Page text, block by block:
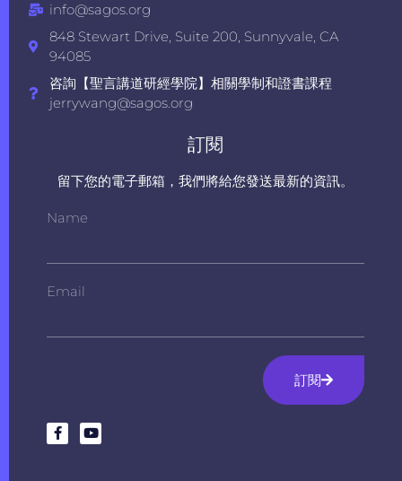
info@sagos.org
848 Stewart Drive, Suite 200, Sunnyvale, CA
94085
咨詢【聖言講道研經學院】相關學制和證書課程
jerrywang@sagos.org
訂閱
留下您的電子郵箱，我們將給您發送最新的資訊。
Name
Email
訂閱